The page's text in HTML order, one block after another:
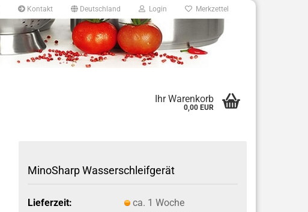
Kontakt Deutschland Login Merkzettel
Ihr Warenkorb
0,00 EUR
MinoSharp Wasserschleifgerät
Lieferzeit: ca. 1 Woche